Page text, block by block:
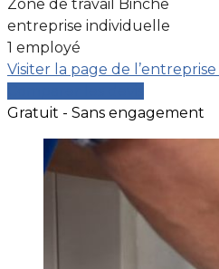
Zone de travail Binche
entreprise individuelle
1 employé
Visiter la page de l’entreprise
Gratuit - Sans engagement